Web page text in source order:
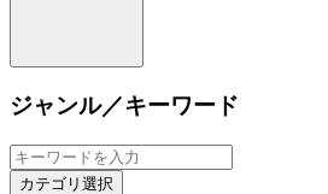
ジャンル／キーワード
カテゴリ選択